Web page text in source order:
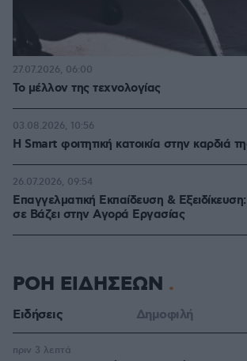
Το μέλλον της τεχνολογίας
27.07.2026, 06:00
Η Smart φοιτητική κατοικία στην καρδιά
03.08.2026, 10:56
Επαγγελματική Εκπαίδευση &
σε Bάζει στην Aγορά Eργασίας
26.07.2026, 09:54
ΡΟΗ ΕΙΔΗΣΕΩΝ
Ειδήσεις Δημοφιλή
πριν 3 λεπτά